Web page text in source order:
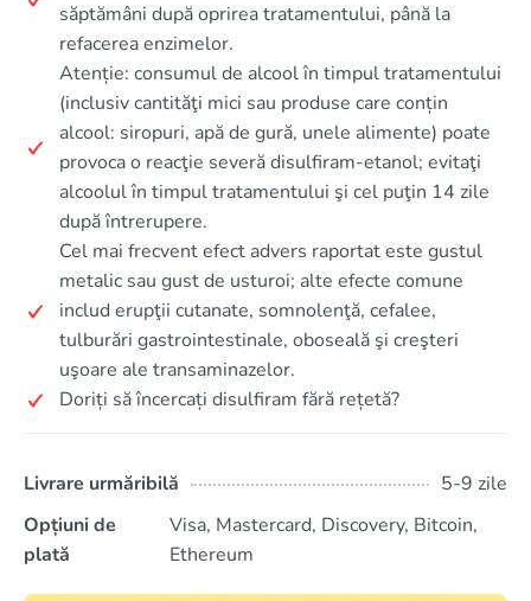
săptămâni după oprirea tratamentului, până la
refacerea enzimelor.
Atenție: consumul de alcool în timpul tratamentului
(inclusiv cantităţi mici sau produse care conțin
alcool: siropuri, apă de gură, unele alimente) poate
provoca o reacţie severă disulfiram‑etanol; evitaţi
alcoolul în timpul tratamentului şi cel puţin 14 zile
după întrerupere.
Cel mai frecvent efect advers raportat este gustul
metalic sau gust de usturoi; alte efecte comune
includ erupţii cutanate, somnolenţă, cefalee,
tulburări gastrointestinale, oboseală şi creşteri
uşoare ale transaminazelor.
Doriți să încercați disulfiram fără rețetă?
Livrare urmăribilă
5-9 zile
Opțiuni de
plată
Visa, Mastercard, Discovery, Bitcoin,
Ethereum